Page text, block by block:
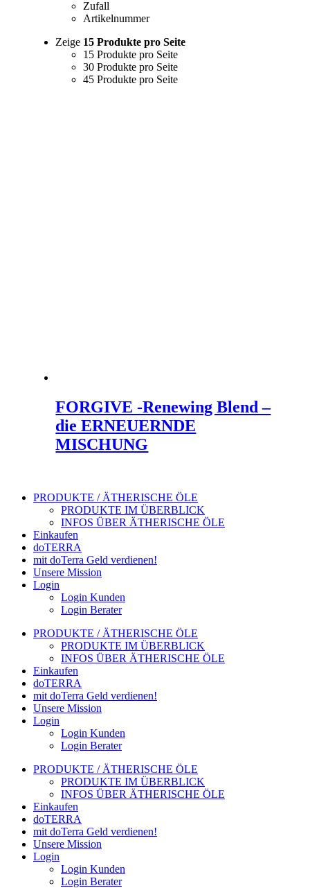
Zufall
Artikelnummer
Zeige 15 Produkte pro Seite
15 Produkte pro Seite
30 Produkte pro Seite
45 Produkte pro Seite
FORGIVE -Renewing Blend –
die ERNEUERNDE
MISCHUNG
PRODUKTE / ÄTHERISCHE ÖLE
PRODUKTE IM ÜBERBLICK
INFOS ÜBER ÄTHERISCHE ÖLE
Einkaufen
doTERRA
mit doTerra Geld verdienen!
Unsere Mission
Login
Login Kunden
Login Berater
PRODUKTE / ÄTHERISCHE ÖLE
PRODUKTE IM ÜBERBLICK
INFOS ÜBER ÄTHERISCHE ÖLE
Einkaufen
doTERRA
mit doTerra Geld verdienen!
Unsere Mission
Login
Login Kunden
Login Berater
PRODUKTE / ÄTHERISCHE ÖLE
PRODUKTE IM ÜBERBLICK
INFOS ÜBER ÄTHERISCHE ÖLE
Einkaufen
doTERRA
mit doTerra Geld verdienen!
Unsere Mission
Login
Login Kunden
Login Berater